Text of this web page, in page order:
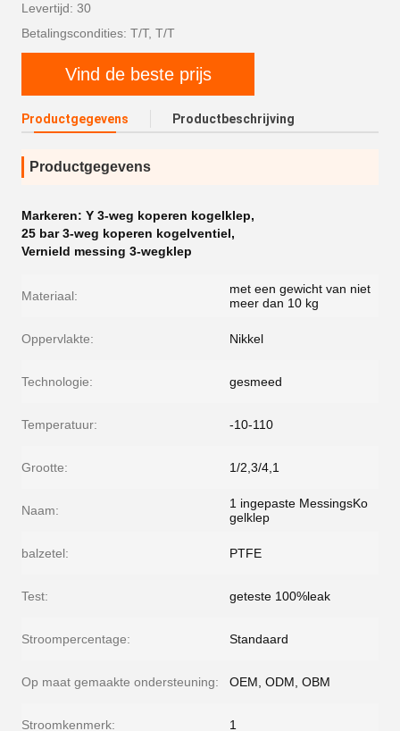
Levertijd: 30
Betalingscondities: T/T, T/T
Vind de beste prijs
Productgegevens Productbeschrijving
Productgegevens
Markeren: Y 3-weg koperen kogelklep,
25 bar 3-weg koperen kogelventiel,
Vernield messing 3-wegklep
Materiaal:
met een gewicht van niet
meer dan 10 kg
Oppervlakte: Nikkel
Technologie: gesmeed
Temperatuur: -10-110
Grootte: 1/2,3/4,1
Naam:
1 ingepaste MessingsKo
gelklep
balzetel: PTFE
Test: geteste 100%leak
Stroompercentage: Standaard
Op maat gemaakte ondersteuning: OEM, ODM, OBM
Stroomkenmerk: 1